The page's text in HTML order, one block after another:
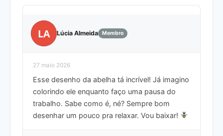
LA Lúcia Almeida Membro
27 maio 2026
Esse desenho da abelha tá incrível! Já imagino
colorindo ele enquanto faço uma pausa do
trabalho. Sabe como é, né? Sempre bom
desenhar um pouco pra relaxar. Vou baixar!